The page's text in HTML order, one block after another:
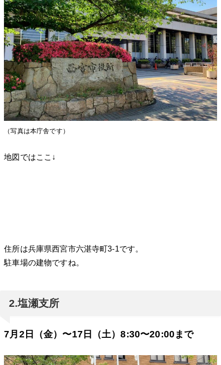
（写真は本庁舎です）
地図ではここ↓
住所は兵庫県西宮市六湛寺町3-1です。
駐車場の建物ですね。
2.塩瀬支所
7月2日（金）〜17日（土）8:30〜20:00まで